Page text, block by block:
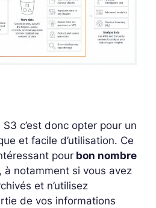
c’est donc opter pour un
et facile d’utilisation. Ce
pour bon nombre
, à notamment si vous avez
et n’utilisez
de vos informations